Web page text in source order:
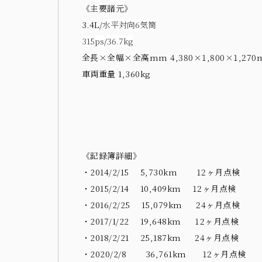
《主要諸元》
3.4L/水平対向6気筒
315ps/36.7kg
全長×全幅×全高mm 4,380 ×1,800×1
車両重量 1,360kg
《記録簿詳細》
・2014/2/15 5,730km 12 ヶ月点検
・2015/2/14 10,409km 12 ヶ月点検
・2016/2/25 15,079km 24ヶ月点検
・2017/1/22 19,648km 12 ヶ月点検
・2018/2/21 25,187km
24ヶ月点検
・2020/2/8 36,761km 12ヶ月点検